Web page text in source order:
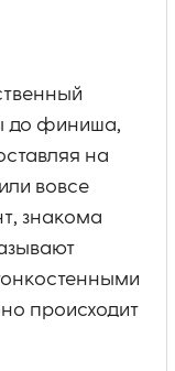
до финиша,
на
вовсе
знакома
происходит